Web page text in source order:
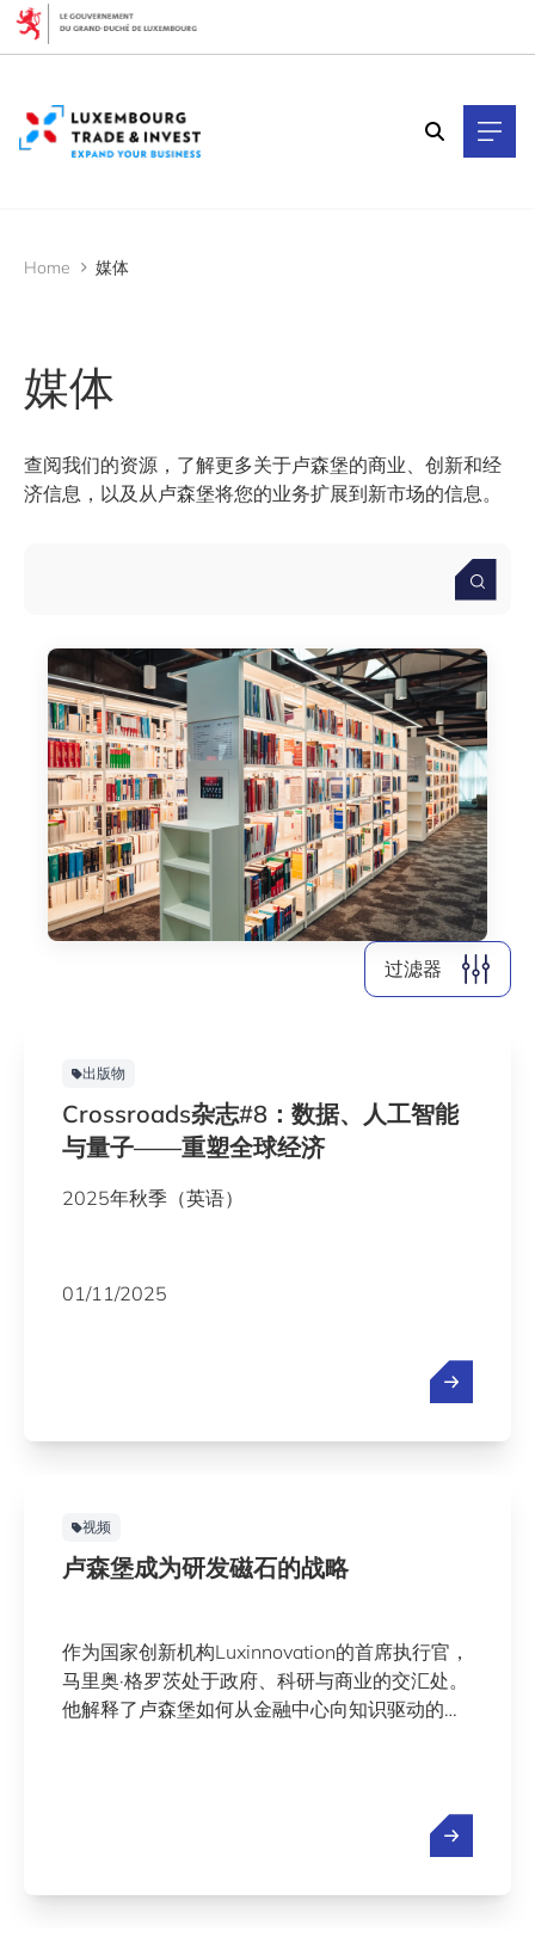
Home 媒体
媒体
查阅我们的资源，了解更多关于卢森堡的商业、创新和经
济信息，以及从卢森堡将您的业务扩展到新市场的信息。
过滤器
过滤器
按主题过滤
知识 (1)
按年份过滤
出版物
Crossroads杂志#8：数据、人工智能
与量子——重塑全球经济
2025年秋季（英语）
01/11/2025
视频
卢森堡成为研发磁石的战略
作为国家创新机构Luxinnovation的首席执行官，
马里奥·格罗茨处于政府、科研与商业的交汇处。
他解释了卢森堡如何从金融中心向知识驱动的创
Cookies management panel